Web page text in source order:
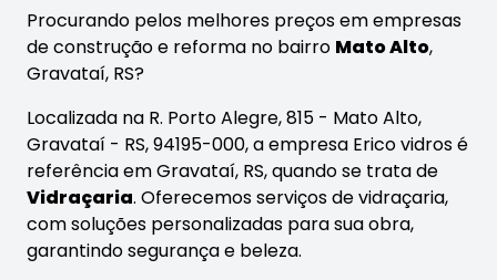
Procurando pelos melhores preços em empresas
de construção e reforma no bairro Mato Alto,
Gravataí, RS?
Localizada na R. Porto Alegre, 815 - Mato Alto,
Gravataí - RS, 94195-000, a empresa Erico vidros é
referência em Gravataí, RS, quando se trata de
Vidraçaria. Oferecemos serviços de vidraçaria,
com soluções personalizadas para sua obra,
garantindo segurança e beleza.